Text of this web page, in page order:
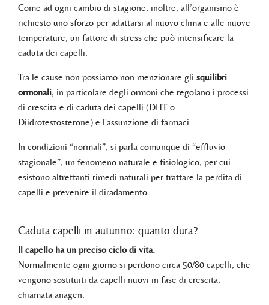
Come ad ogni cambio di stagione, inoltre, all’organismo è
richiesto uno sforzo per adattarsi al nuovo clima e alle nuove
temperature, un fattore di stress che può intensificare la
caduta dei capelli.
Tra le cause non possiamo non menzionare gli squilibri
ormonali, in particolare degli ormoni che regolano i processi
di crescita e di caduta dei capelli (DHT o
Diidrotestosterone) e l'assunzione di farmaci.
In condizioni “normali”, si parla comunque di “effluvio
stagionale”, un fenomeno naturale e fisiologico, per cui
esistono altrettanti rimedi naturali per trattare la perdita di
capelli e prevenire il diradamento.
Caduta capelli in autunno: quanto dura?
Il capello ha un preciso ciclo di vita.
Normalmente ogni giorno si perdono circa 50/80 capelli, che
vengono sostituiti da capelli nuovi in fase di crescita,
chiamata anagen.